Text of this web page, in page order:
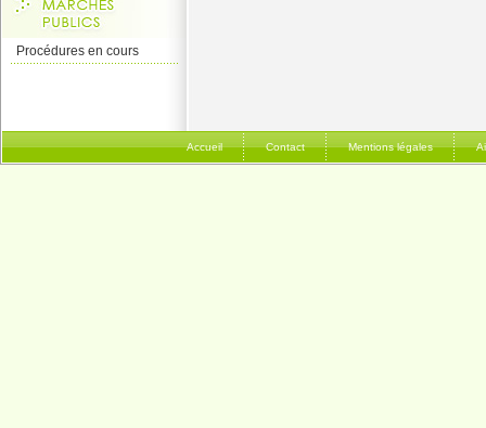
Procédures en cours
Accueil Contact Mentions légales